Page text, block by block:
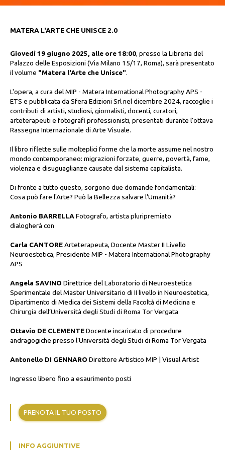
MATERA L'ARTE CHE UNISCE 2.0
Giovedì 19 giugno 2025, alle ore 18:00, presso la Libreria del
Palazzo delle Esposizioni (Via Milano 15/17, Roma), sarà presentato
il volume "Matera l'Arte che Unisce".
L'opera, a cura del MIP - Matera International Photography APS -
ETS e pubblicata da Sfera Edizioni Srl nel dicembre 2024, raccoglie i
contributi di artisti, studiosi, giornalisti, docenti, curatori,
arteterapeuti e fotografi professionisti, presentati durante l'ottava
Rassegna Internazionale di Arte Visuale.
Il libro riflette sulle molteplici forme che la morte assume nel nostro
mondo contemporaneo: migrazioni forzate, guerre, povertà, fame,
violenza e disuguaglianze causate dal sistema capitalista.
Di fronte a tutto questo, sorgono due domande fondamentali:
Cosa può fare l'Arte? Può la Bellezza salvare l'Umanità?
Antonio BARRELLAFotografo, artista pluripremiato
dialogherà con
Carla CANTOREArteterapeuta, Docente Master II Livello
Neuroestetica, Presidente MIP - Matera International Photography
APS
Angela SAVINO Direttrice del Laboratorio di Neuroestetica
Sperimentale del Master Universitario di II livello in Neuroestetica,
Dipartimento di Medica dei Sistemi della Facoltà di Medicina e
Chirurgia dell’Università degli Studi di Roma Tor Vergata
Ottavio DE CLEMENTEDocente incaricato di procedure
andragogiche presso l’Università degli Studi di Roma Tor Vergata
Antonello DI GENNARO Direttore Artistico MIP | Visual Artist
Ingresso libero fino a esaurimento posti
PRENOTA IL TUO POSTO
INFO AGGIUNTIVE